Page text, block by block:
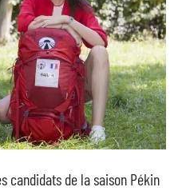
candidats de la saison Pékin